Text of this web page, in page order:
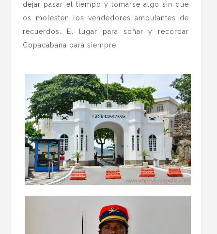
dejar pasar el tiempo y tomarse algo sin que
os molesten los vendedores ambulantes de
recuerdos. El lugar para soñar y recordar
Copacabana para siempre.